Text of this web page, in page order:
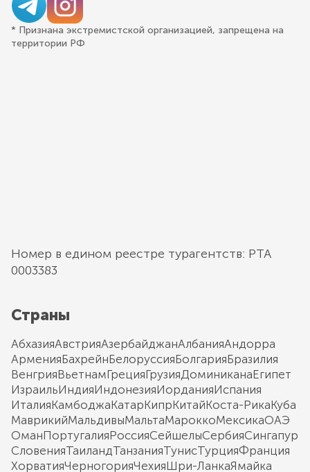
* Признана экстремистской организацией, запрещена на
территории РФ
Номер в едином реестре турагентств: РТА
0003383
Страны
АбхазияАвстрияАзербайджанАлбанияАндорра
АрменияБахрейнБелоруссияБолгарияБразилия
ВенгрияВьетнамГрецияГрузияДоминиканаЕгипет
ИзраильИндияИндонезияИорданияИспания
ИталияКамбоджаКатарКипрКитайКоста-РикаКуба
МаврикийМальдивыМальтаМароккоМексикаОАЭ
ОманПортугалияРоссияСейшелыСербияСингапур
СловенияТаиландТанзанияТунисТурцияФранция
ХорватияЧерногорияЧехияШри-ЛанкаЯмайка